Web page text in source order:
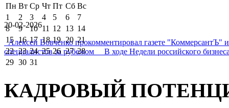
20-02-2026
Алексей Вовченко прокомментировал газете
специалистов за рубежом В ходе Недели российского
Пн Вт Ср Чт Пт Сб Вс
1
2 3 4 5 6
7
8
9 10 11 12 13 14
15 16 17 18 19 20 21
22 23 24 25 26 27 28
29 30 31
КАДРОВЫЙ